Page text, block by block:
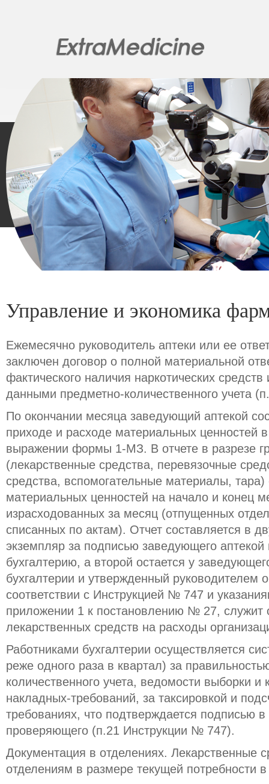
Управление и экономика
Ежемесячно руководитель аптеки или ее
заключен договор о полной материальной
фактического наличия наркотических
данными предметно-количественного учета
По окончании месяца заведующий аптекой
приходе и расходе материальных
выражении формы 1-МЗ. В отчете в разрезе
(лекарственные средства, перевязочные
средства, вспомогательные материалы, тара)
материальных ценностей на начало и конец
израсходованных за месяц (отпущенных
списанных по актам). Отчет составляется в
экземпляр за подписью заведующего аптекой
бухгалтерию, а второй остается у
бухгалтерии и утвержденный руководителем
соответствии с Инструкцией № 747 и
приложении 1 к постановлению № 27, служит
лекарственных средств на расходы
Работниками бухгалтерии осуществляется
реже одного раза в квартал) за
количественного учета, ведомости выборки и
накладных-требований, за таксировкой и
требованиях, что подтверждается подписью
проверяющего (п.21 Инструкции № 747).
Документация в отделениях. Лекарственные
отделениям в размере текущей потребности